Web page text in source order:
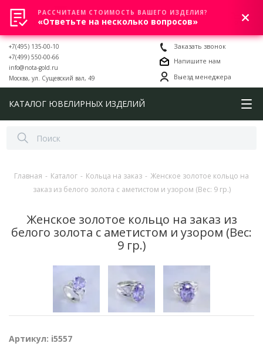
0
+7(495) 135-00-10
+7(499) 550-00-66
info@nota-gold.ru
Москва, ул. Сущевский вал, 49
Заказать звонок
Напишите нам
Выезд менеджера
КАТАЛОГ ЮВЕЛИРНЫХ ИЗДЕЛИЙ
Главная - Каталог - Кольца на заказ - Женское золотое кольцо на
заказ из белого золота с аметистом и узором (Вес: 9 гр.)
Женское золотое кольцо на заказ из
белого золота с аметистом и узором (Вес:
9 гр.)
Артикул: i5557
РАССЧИТАЕМ СТОИМОСТЬ ВАШЕГО ИЗДЕЛИЯ?
«Ответьте на несколько вопросов»